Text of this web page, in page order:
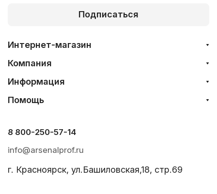
Подписаться
Интернет-магазин
Компания
Информация
Помощь
8 800-250-57-14
info@arsenalprof.ru
г. Красноярск, ул.Башиловская,18, стр.69